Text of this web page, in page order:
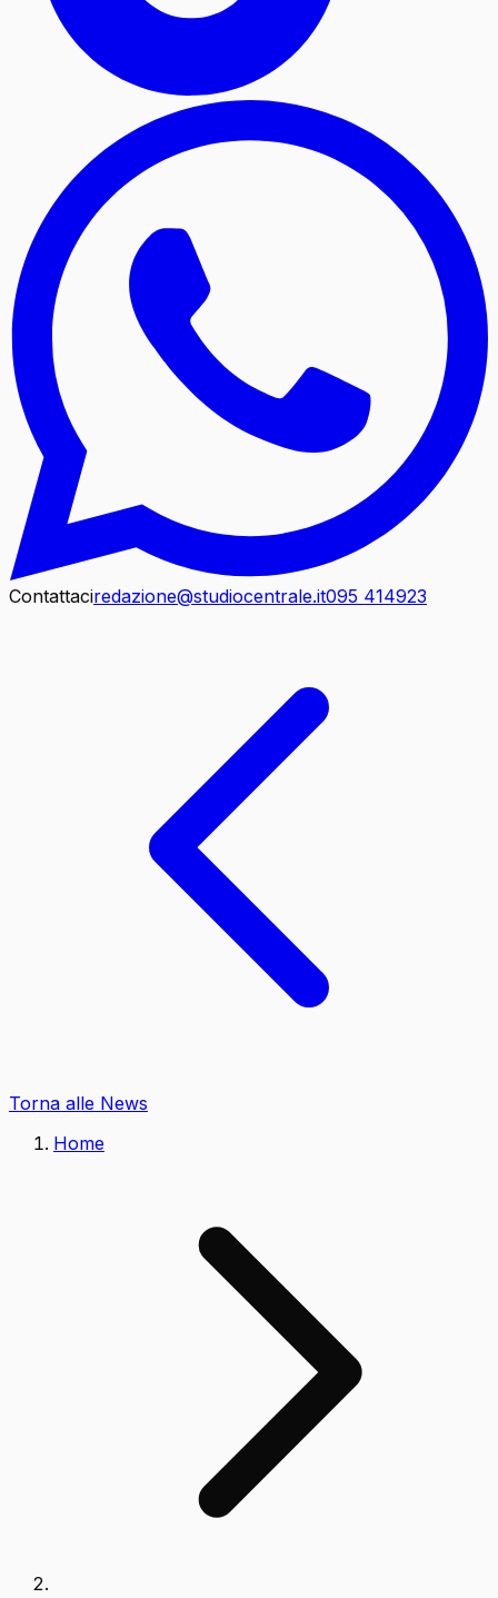
Contattaciredazione@studiocentrale.it095 414923
Torna alle News
Home